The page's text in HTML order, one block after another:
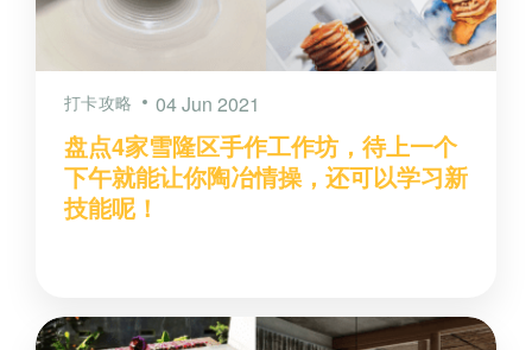
打卡攻略 04 Jun 2021
盘点4家雪隆区手作工作坊，待上一个
下午就能让你陶冶情操，还可以学习新
技能呢！